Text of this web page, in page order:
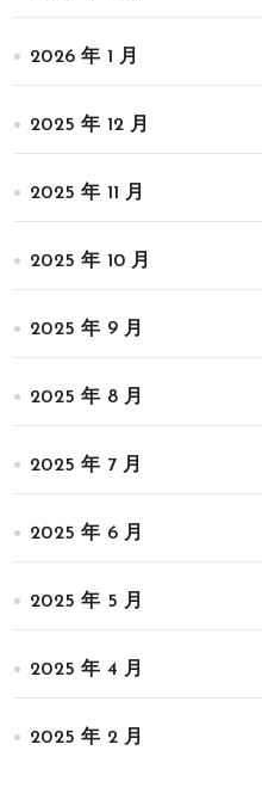
2026 年 1 月
2025 年 12 月
2025 年 11 月
2025 年 10 月
2025 年 9 月
2025 年 8 月
2025 年 7 月
2025 年 6 月
2025 年 5 月
2025 年 4 月
2025 年 2 月